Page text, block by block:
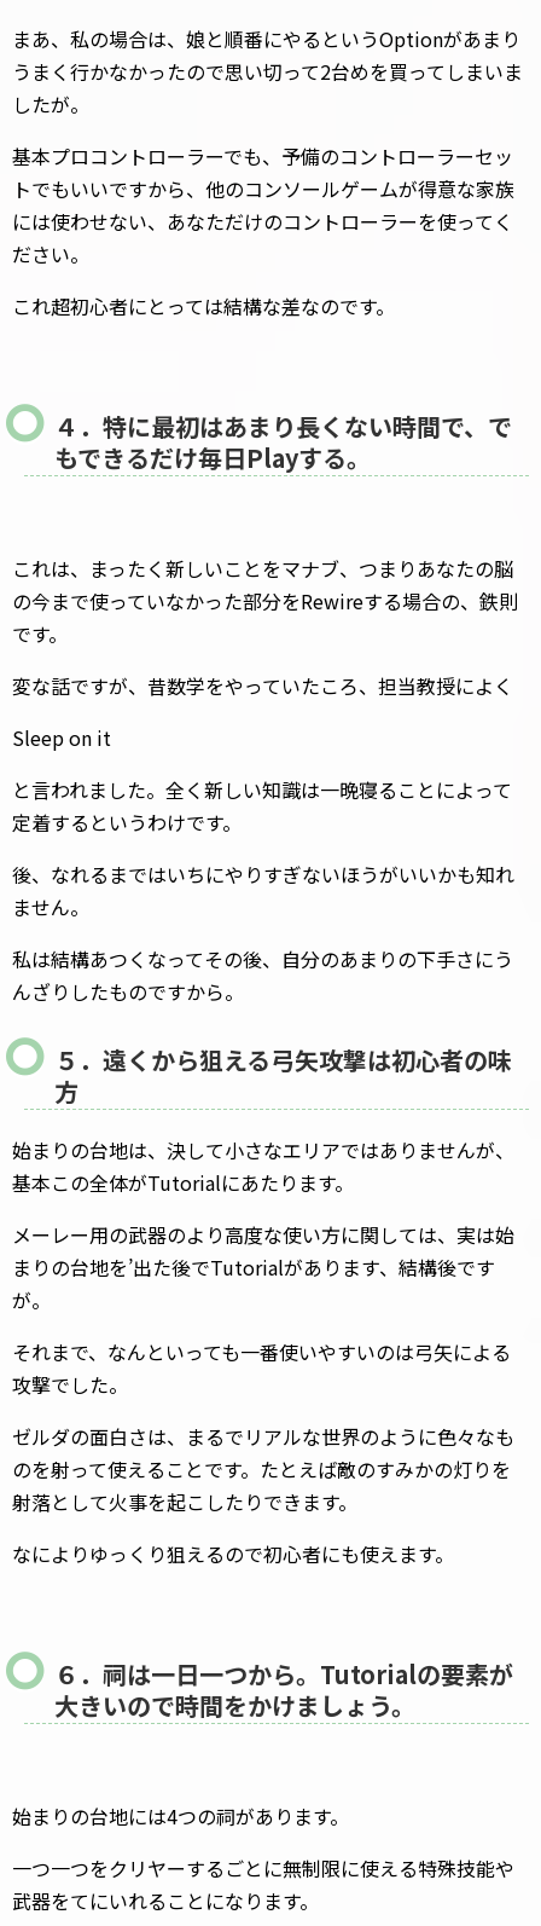
まあ、私の場合は、娘と順番にやるというOptionがあまり
うまく行かなかったので思い切って2台めを買ってしまいま
したが。
基本プロコントローラーでも、予備のコントローラーセッ
トでもいいですから、他のコンソールゲームが得意な家族
には使わせない、あなただけのコントローラーを使ってく
ださい。
これ超初心者にとっては結構な差なのです。
４．特に最初はあまり長くない時間で、で
もできるだけ毎日Playする。
これは、まったく新しいことをマナブ、つまりあなたの脳
の今まで使っていなかった部分をRewireする場合の、鉄則
です。
変な話ですが、昔数学をやっていたころ、担当教授によく
Sleep on it
と言われました。全く新しい知識は一晩寝ることによって
定着するというわけです。
後、なれるまではいちにやりすぎないほうがいいかも知れ
ません。
私は結構あつくなってその後、自分のあまりの下手さにう
んざりしたものですから。
５．遠くから狙える弓矢攻撃は初心者の味
方
始まりの台地は、決して小さなエリアではありませんが、
基本この全体がTutorialにあたります。
メーレー用の武器のより高度な使い方に関しては、実は始
まりの台地を’出た後でTutorialがあります、結構後です
が。
それまで、なんといっても一番使いやすいのは弓矢による
攻撃でした。
ゼルダの面白さは、まるでリアルな世界のように色々なも
のを射って使えることです。たとえば敵のすみかの灯りを
射落として火事を起こしたりできます。
なによりゆっくり狙えるので初心者にも使えます。
６．祠は一日一つから。Tutorialの要素が
大きいので時間をかけましょう。
始まりの台地には4つの祠があります。
一つ一つをクリヤーするごとに無制限に使える特殊技能や
武器をてにいれることになります。